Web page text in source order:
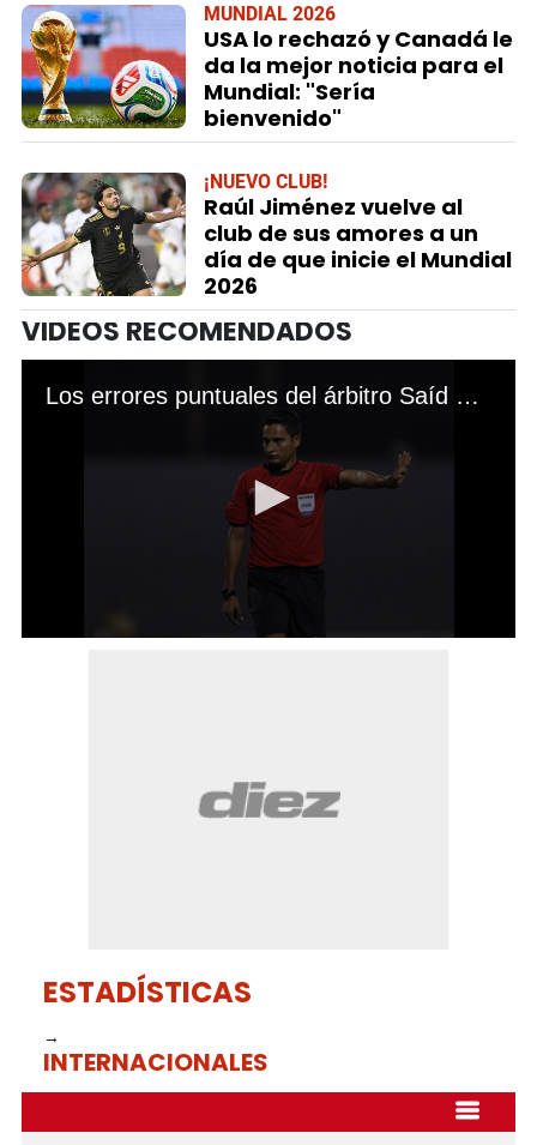
MUNDIAL 2026
USA lo rechazó y Canadá le
da la mejor noticia para el
Mundial: "Sería
bienvenido"
¡NUEVO CLUB!
Raúl Jiménez vuelve al
club de sus amores a un
día de que inicie el Mundial
2026
VIDEOS RECOMENDADOS
Los errores puntuales del árbitro Saíd Martínez que lo dejan en evidencia
ESTADÍSTICAS
→
INTERNACIONALES